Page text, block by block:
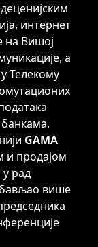
интернет
на Вишој
а
Телекому
GAMA
и продајом
у рад
више